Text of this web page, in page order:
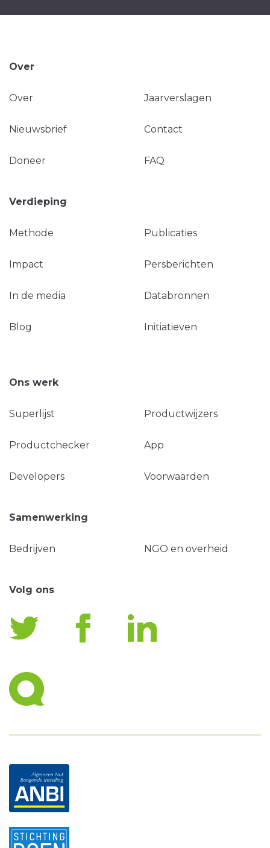
Over
Over Jaarverslagen
Nieuwsbrief Contact
Doneer FAQ
Verdieping
Methode Publicaties
Impact Persberichten
In de media Databronnen
Blog Initiatieven
Ons werk
Superlijst Productwijzers
Productchecker App
Developers Voorwaarden
Samenwerking
Bedrijven NGO en overheid
Volg ons